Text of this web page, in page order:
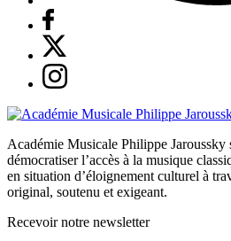
Académie Musicale Philippe Jaroussky
démocratiser l’accès à la musique
en situation d’éloignement culturel à
original, soutenu et exigeant.
Recevoir notre newsletter